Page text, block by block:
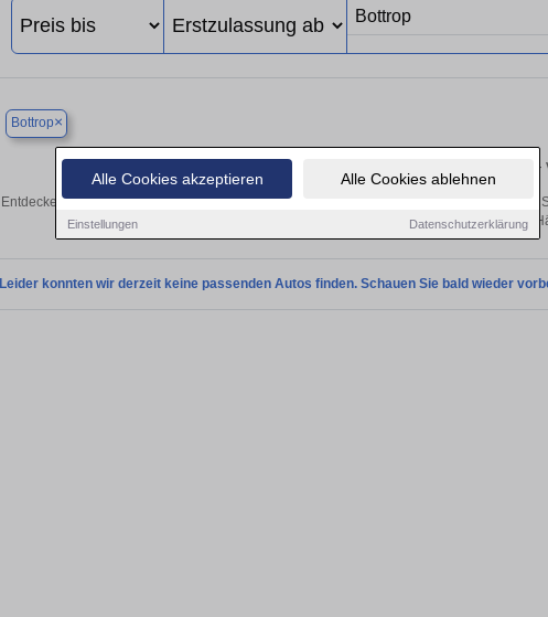
Alle Cookies akzeptieren Alle Cookies ablehnen
Einstellungen Datenschutzerklärung
Bottrop×
Finden Sie in Bottrop Ihren gebrauchten SsangYong
Entdecken Sie in Bottrop gebrauchte SsangYong Fahrzeuge. Von Kleinwagen bis hin
in Bottrop von privat und vom
Leider konnten wir derzeit keine passenden Autos finden. Schauen Sie bald wieder